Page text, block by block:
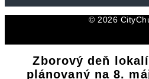
© 2026
Zborový deň
plánovaný na 8.